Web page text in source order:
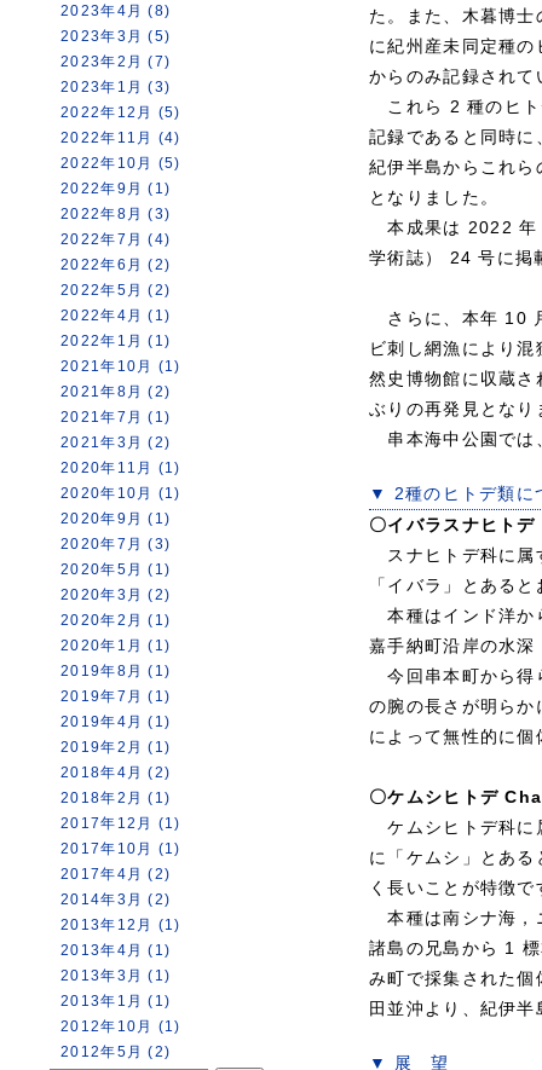
2023年4月 (8)
2023年3月 (5)
2023年2月 (7)
2023年1月 (3)
2022年12月 (5)
2022年11月 (4)
2022年10月 (5)
2022年9月 (1)
2022年8月 (3)
2022年7月 (4)
2022年6月 (2)
2022年5月 (2)
2022年4月 (1)
2022年1月 (1)
2021年10月 (1)
2021年8月 (2)
2021年7月 (1)
2021年3月 (2)
2020年11月 (1)
2020年10月 (1)
2020年9月 (1)
2020年7月 (3)
2020年5月 (1)
2020年3月 (2)
2020年2月 (1)
2020年1月 (1)
2019年8月 (1)
2019年7月 (1)
2019年4月 (1)
2019年2月 (1)
2018年4月 (2)
2018年2月 (1)
2017年12月 (1)
2017年10月 (1)
2017年4月 (2)
2014年3月 (2)
2013年12月 (1)
2013年4月 (1)
2013年3月 (1)
2013年1月 (1)
2012年10月 (1)
2012年5月 (2)
た。また、木暮博
に紀州産未同定種
からのみ記録され
これら 2 種のヒト
記録であると同時
紀伊半島からこれ
となりました。
本成果は 2022 年
学術誌） 24 号に掲
さらに、本年 10
ビ刺し網漁により
然史博物館に収蔵
ぶりの再発見となり
串本海中公園では
▼ 2種のヒトデ類に
〇イバラスナヒ
スナヒトデ科に属
「イバラ」とある
本種はインド洋か
嘉手納町沿岸の水
今回串本町から得
の腕の長さが明ら
によって無性的に
〇ケムシヒトデ
ケムシヒトデ科に
に「ケムシ」とあ
く長いことが特徴で
本種は南シナ海，
諸島の兄島から 1
み町で採集された
田並沖より、紀伊
▼ 展 望